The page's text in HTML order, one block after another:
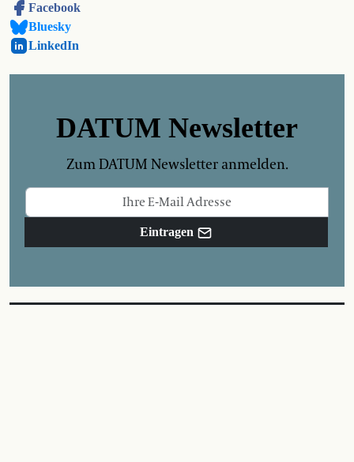
Facebook
Bluesky
LinkedIn
DATUM Newsletter
Zum DATUM Newsletter anmelden.
Eintragen